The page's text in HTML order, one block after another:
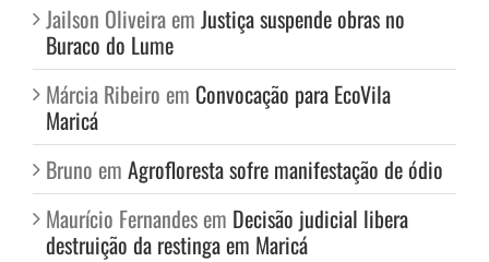
Jailson Oliveira em Justiça suspende obras no
Buraco do Lume
Márcia Ribeiro em Convocação para EcoVila
Maricá
Bruno em Agrofloresta sofre manifestação de ódio
Maurício Fernandes em Decisão judicial libera
destruição da restinga em Maricá